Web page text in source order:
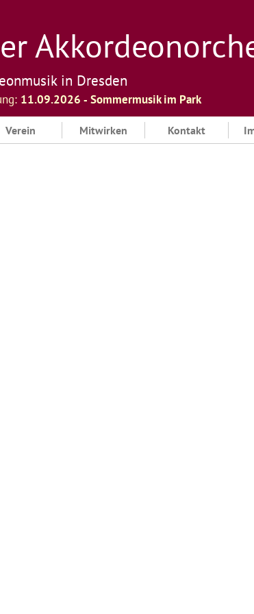
in Dresden
11.09.2026 ‐ Sommermusik im Park
Verein Mitwirken Kontakt